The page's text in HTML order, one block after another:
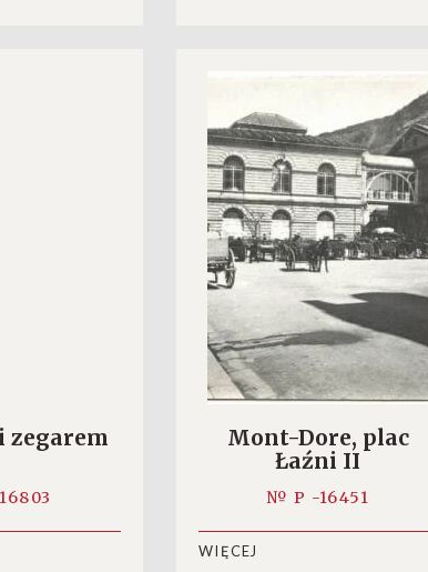
zegarem
Mont-Dore, plac
Łaźni II
№ P -16451
WIĘCEJ